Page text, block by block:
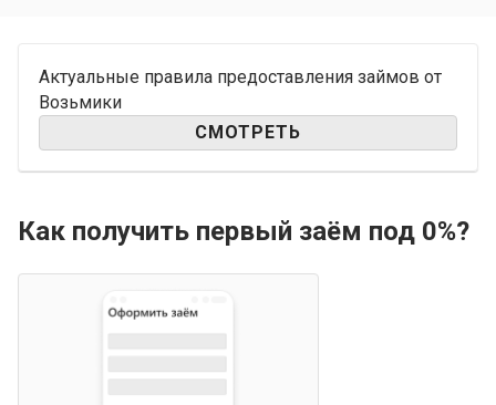
Актуальные правила предоставления займов от
Возьмики
СМОТРЕТЬ
Как получить первый заём под 0%?